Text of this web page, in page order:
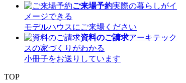
ご来場予約実際の暮らしがイ
メージできる
モデルハウスにご来場ください
資料のご請求アーキテック
スの家づくりがわかる
小冊子をお送りしています
TOP